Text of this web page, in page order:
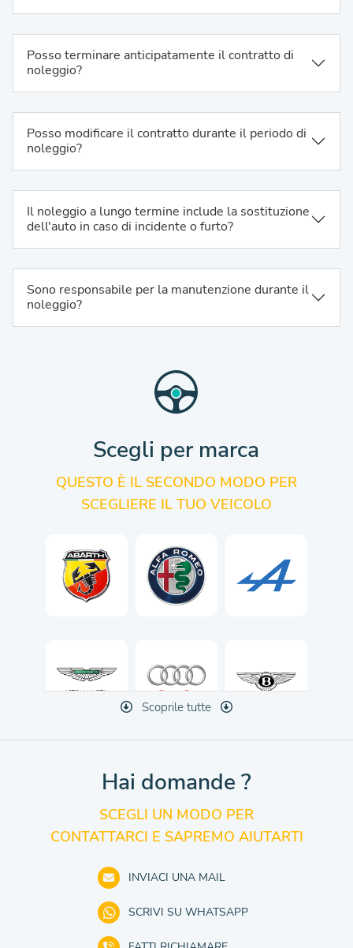
Posso terminare anticipatamente il contratto di
noleggio?
Posso modificare il contratto durante il periodo di
noleggio?
Il noleggio a lungo termine include la sostituzione
dell'auto in caso di incidente o furto?
Sono responsabile per la manutenzione durante il
noleggio?
Scegli per marca
QUESTO È IL SECONDO MODO PER
SCEGLIERE IL TUO VEICOLO
Scoprile tutte
Hai domande ?
SCEGLI UN MODO PER
CONTATTARCI E SAPREMO AIUTARTI
INVIACI UNA MAIL
SCRIVI SU WHATSAPP